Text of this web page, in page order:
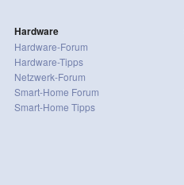
Hardware
Hardware-Forum
Hardware-Tipps
Netzwerk-Forum
Smart-Home Forum
Smart-Home Tipps